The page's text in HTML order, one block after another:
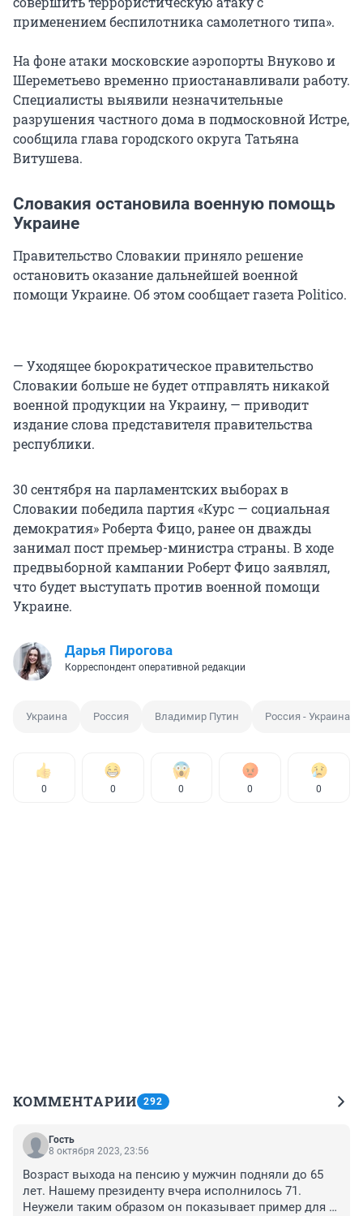
применением беспилотника самолетного типа».
На фоне атаки московские аэропорты Внуково и
Шереметьево временно приостанавливали работу.
Специалисты выявили незначительные
разрушения частного дома в подмосковной Истре,
сообщила глава городского округа Татьяна
Витушева.
Словакия остановила военную помощь
Украине
Правительство Словакии приняло решение
остановить оказание дальнейшей военной
помощи Украине. Об этом сообщает газета Politico.
— Уходящее бюрократическое правительство
Словакии больше не будет отправлять никакой
военной продукции на Украину, — приводит
издание слова представителя правительства
республики.
30 сентября на парламентских выборах в
Словакии победила партия «Курс — социальная
демократия» Роберта Фицо, ранее он дважды
занимал пост премьер-министра страны. В ходе
предвыборной кампании Роберт Фицо заявлял,
что будет выступать против военной помощи
Украине.
Дарья Пирогова
Корреспондент оперативной редакции
Украина Россия Владимир Путин Россия - Украина
0 0 0 0 0
КОММЕНТАРИИ 292
Гость
8 октября 2023, 23:56
Возраст выхода на пенсию у мужчин подняли до 65
лет. Нашему президенту вчера исполнилось 71.
Неужели таким образом он показывает пример для